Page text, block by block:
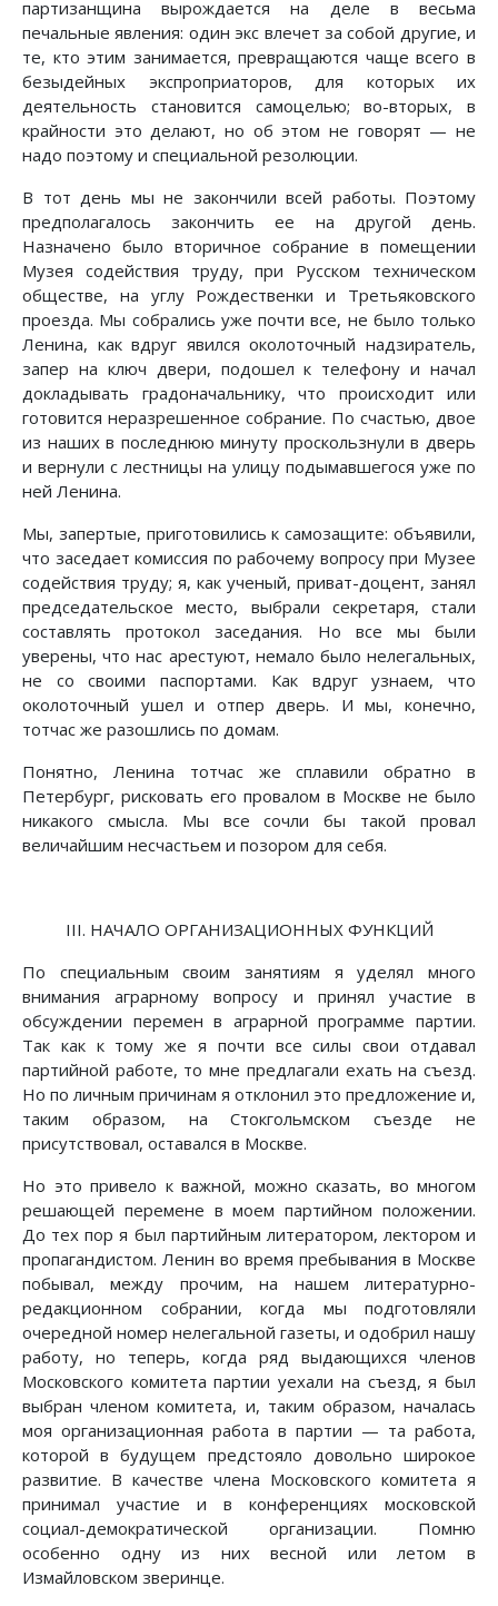
партизанщина вырождается на деле в весьма
печальные явления: один экс влечет за собой другие, и
те, кто этим занимается, превращаются чаще всего в
безыдейных экспроприаторов, для которых их
деятельность становится самоцелью; во-вторых, в
крайности это делают, но об этом не говорят — не
надо поэтому и специальной резолюции.
В тот день мы не закончили всей работы. Поэтому
предполагалось закончить ее на другой день.
Назначено было вторичное собрание в помещении
Музея содействия труду, при Русском техническом
обществе, на углу Рождественки и Третьяковского
проезда. Мы собрались уже почти все, не было только
Ленина, как вдруг явился околоточный надзиратель,
запер на ключ двери, подошел к телефону и начал
докладывать градоначальнику, что происходит или
готовится неразрешенное собрание. По счастью, двое
из наших в последнюю минуту проскользнули в дверь
и вернули с лестницы на улицу подымавшегося уже по
ней Ленина.
Мы, запертые, приготовились к самозащите: объявили,
что заседает комиссия по рабочему вопросу при Музее
содействия труду; я, как ученый, приват-доцент, занял
председательское место, выбрали секретаря, стали
составлять протокол заседания. Но все мы были
уверены, что нас арестуют, немало было нелегальных,
не со своими паспортами. Как вдруг узнаем, что
околоточный ушел и отпер дверь. И мы, конечно,
тотчас же разошлись по домам.
Понятно, Ленина тотчас же сплавили обратно в
Петербург, рисковать его провалом в Москве не было
никакого смысла. Мы все сочли бы такой провал
величайшим несчастьем и позором для себя.
III. НАЧАЛО ОРГАНИЗАЦИОННЫХ ФУНКЦИЙ
По специальным своим занятиям я уделял много
внимания аграрному вопросу и принял участие в
обсуждении перемен в аграрной программе партии.
Так как к тому же я почти все силы свои отдавал
партийной работе, то мне предлагали ехать на съезд.
Но по личным причинам я отклонил это предложение и,
таким образом, на Стокгольмском съезде не
присутствовал, оставался в Москве.
Но это привело к важной, можно сказать, во многом
решающей перемене в моем партийном положении.
До тех пор я был партийным литератором, лектором и
пропагандистом. Ленин во время пребывания в Москве
побывал, между прочим, на нашем литературно-
редакционном собрании, когда мы подготовляли
очередной номер нелегальной газеты, и одобрил нашу
работу, но теперь, когда ряд выдающихся членов
Московского комитета партии уехали на съезд, я был
выбран членом комитета, и, таким образом, началась
моя организационная работа в партии — та работа,
которой в будущем предстояло довольно широкое
развитие. В качестве члена Московского комитета я
принимал участие и в конференциях московской
социал-демократической организации. Помню
особенно одну из них весной или летом в
Измайловском зверинце.